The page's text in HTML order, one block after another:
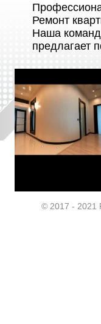
Ремонт
Наша
предлагает
© 2017 - 2021